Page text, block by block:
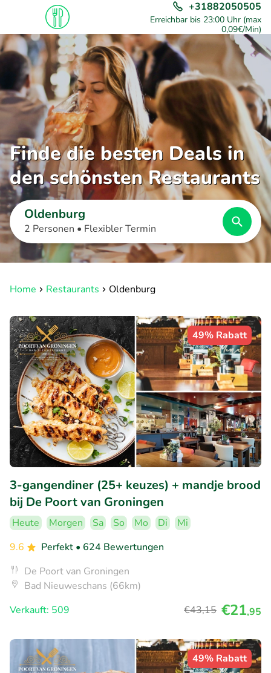
+31882050505
Erreichbar bis 23:00 Uhr (max
0,09€/Min)
Finde die besten Deals in
den schönsten Restaurants
Oldenburg
2 Personen • Flexibler Termin
Home Restaurants Oldenburg
49% Rabatt
3-gangendiner (25+ keuzes) + mandje brood
bij De Poort van Groningen
Heute Morgen Sa So Mo Di
Mi
9.6
Perfekt • 624 Bewertungen
De Poort van Groningen
Bad Nieuweschans (66km)
Verkauft: 509
€43,15 €21,95
49% Rabatt